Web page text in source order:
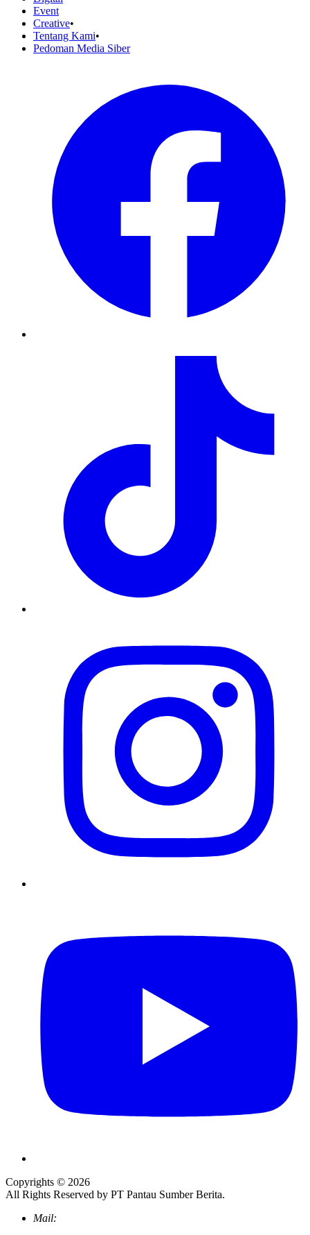
Event
Creative•
Tentang Kami•
Pedoman Media Siber
Copyrights © 2026
All Rights Reserved by PT Pantau Sumber Berita.
Mail: